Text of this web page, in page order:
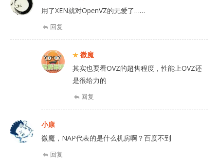
用了XEN就对OpenVZ的无爱了……
回复
微魔
其实也要看OVZ的超售程度，性能上OVZ还
是很给力的
回复
小康
微魔，NAP代表的是什么机房啊？百度不到
回复